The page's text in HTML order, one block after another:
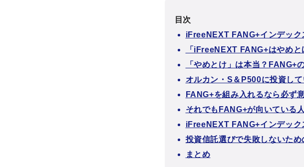
目次
iFreeNEXT FANG+インデック
「iFreeNEXT FANG+はやめ
「やめとけ」は本当？FANG+
オルカン・S＆P500に投資し
FANG+を組み入れるなら必ず
それでもFANG+が向いている
iFreeNEXT FANG+インデック
投資信託選びで失敗しないため
まとめ